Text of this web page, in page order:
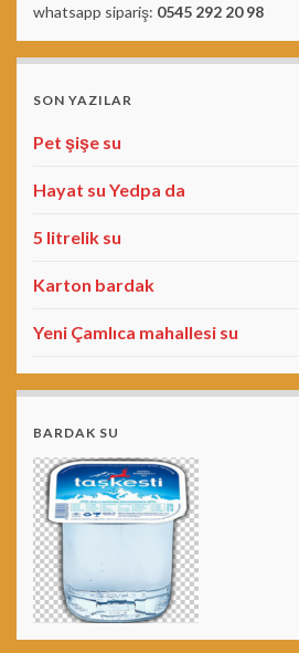
whatsapp sipariş: 0545 292 20 98
SON YAZILAR
Pet şişe su
Hayat su Yedpa da
5 litrelik su
Karton bardak
Yeni Çamlıca mahallesi su
BARDAK SU